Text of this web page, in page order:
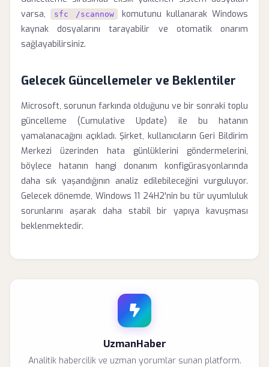
varsa,
sfc /scannow
komutunu kullanarak Windows
kaynak dosyalarını tarayabilir ve otomatik onarım
sağlayabilirsiniz.
Gelecek Güncellemeler ve Beklentiler
Microsoft, sorunun farkında olduğunu ve bir sonraki toplu
güncelleme (Cumulative Update) ile bu hatanın
yamalanacağını açıkladı. Şirket, kullanıcıların Geri Bildirim
Merkezi üzerinden hata günlüklerini göndermelerini,
böylece hatanın hangi donanım konfigürasyonlarında
daha sık yaşandığının analiz edilebileceğini vurguluyor.
Gelecek dönemde, Windows 11 24H2'nin bu tür uyumluluk
sorunlarını aşarak daha stabil bir yapıya kavuşması
beklenmektedir.
UzmanHaber
Analitik habercilik ve uzman yorumlar sunan platform.